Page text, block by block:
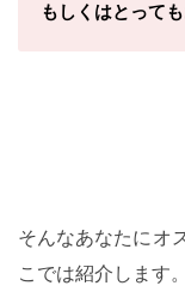
もしくはとって
そんなあなたにオ
こでは紹介します。